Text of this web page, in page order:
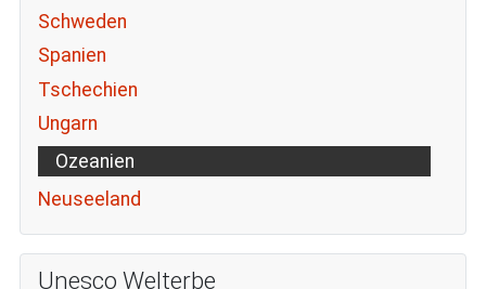
Schweden
Spanien
Tschechien
Ungarn
Ozeanien
Neuseeland
Unesco Welterbe